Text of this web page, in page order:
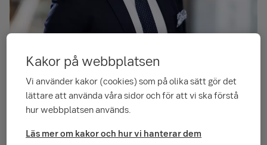
SEB:s rapport SustainableFinance Outlook
erbjuderfärskainsikteromfinansieringoch
utvärderingavutsläppsminskningarinom
industrin.
Kakor på webbplatsen
Vi använder kakor (cookies) som på olika sätt gör det
lättare att använda våra sidor och för att vi ska förstå
hur webbplatsen används.
Läs mer om kakor och hur vi hanterar dem